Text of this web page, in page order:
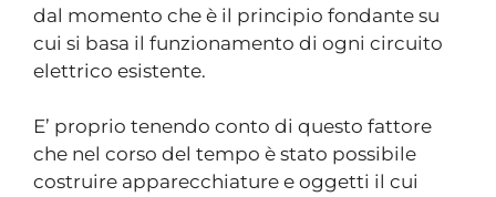
dal momento che è il principio fondante su
cui si basa il funzionamento di ogni circuito
elettrico esistente.
E’ proprio tenendo conto di questo fattore
che nel corso del tempo è stato possibile
costruire apparecchiature e oggetti il cui